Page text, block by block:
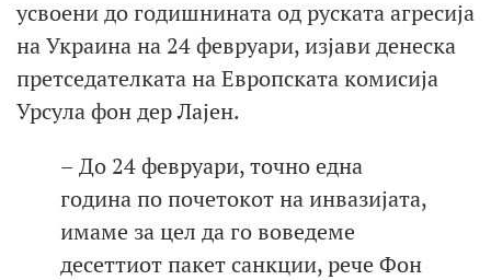
усвоени до годишнината од руската агресија
на Украина на 24 февруари, изјави денеска
претседателката на Европската комисија
Урсула фон дер Лајен.
– До 24 февруари, точно една
година по почетокот на инвазијата,
имаме за цел да го воведеме
десеттиот пакет санкции, рече Фон